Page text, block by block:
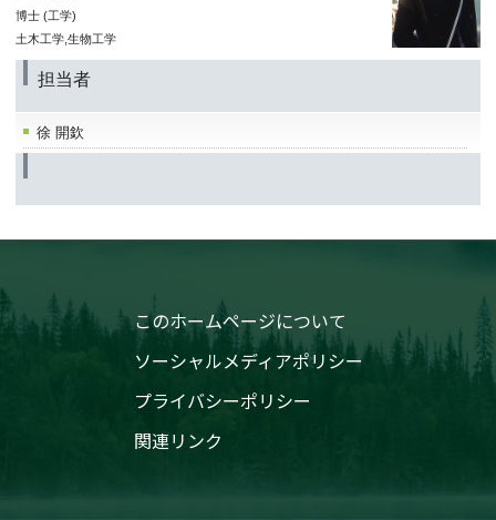
博士 (工学)
土木工学,生物工学
担当者
徐 開欽
このホームページについて
ソーシャルメディアポリシー
プライバシーポリシー
関連リンク